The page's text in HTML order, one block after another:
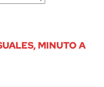
MINUTO A